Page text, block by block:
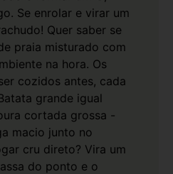
Se enrolar e virar um
Quer saber se
praia misturado com
na hora. Os
cozidos antes, cada
grande igual
cortada grossa -
macio junto no
cru direto? Vira um
do ponto e o